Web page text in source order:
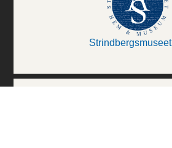
Strindbergsmuseet